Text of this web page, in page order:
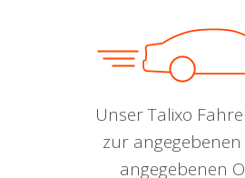
Unser Talixo
zur angegebenen
angegebenen